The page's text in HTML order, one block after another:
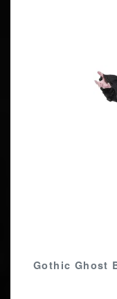
Gothic Ghost